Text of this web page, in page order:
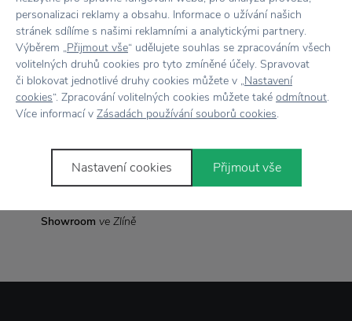
Vše skladem,odesíláme ihned
do 30 dnů
7500+ produktůna výběr
Showroom ve Zlíně
Rozměr
personalizaci reklamy a obsahu. Informace o užívání našich
stránek sdílíme s našimi reklamními a analytickými partnery.
Výběrem „Přijmout vše“ udělujete souhlas se zpracováním všech
volitelných druhů cookies pro tyto zmíněné účely. Spravovat
či blokovat jednotlivé druhy cookies můžete v „Nastavení
cookies“. Zpracování volitelných cookies můžete také odmítnout.
Více informací v Zásadách používání souborů cookies.
Nastavení cookies Přijmout vše